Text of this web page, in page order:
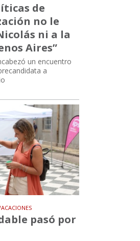
de
no le
ni a la
Aires”
un encuentro
a
pasó por